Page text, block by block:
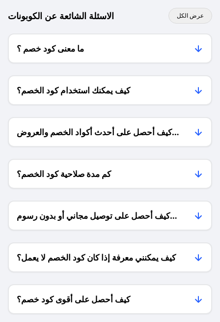
الاسئلة الشائعة عن الكوبونات عرض الكل
ما معنى كود خصم ؟
كيف يمكنك استخدام كود الخصم؟
كيف أحصل على أحدث أكواد الخصم والعروض
للمتاجر؟
كم مدة صلاحية كود الخصم؟
كيف أحصل على توصيل مجاني أو بدون رسوم
الشحن ؟
كيف يمكنني معرفة إذا كان كود الخصم لا يعمل؟
كيف أحصل على أقوى كود خصم؟